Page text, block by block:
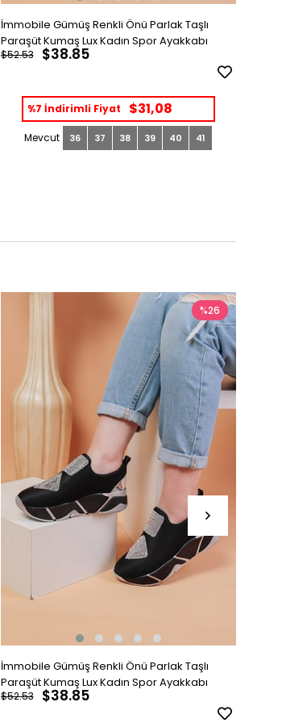
İmmobile Gümüş Renkli Önü Parlak Taşlı
Paraşüt Kumaş Lux Kadın Spor Ayakkabı
$38.85
$52.53
%7 İndirimli Fiyat $31,08
36 37 38 39 40 41
İmmobile Gümüş Renkli Önü Parlak Taşlı
Paraşüt Kumaş Lux Kadın Spor Ayakkabı
$38.85
$52.53
%26